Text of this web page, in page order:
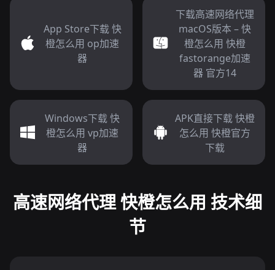
App Store下载 快
橙怎么用 op加速
器
下载高速网络代理
macOS版本 – 快
橙怎么用 快橙
fastorange加速
器 官方14
Windows下载 快
橙怎么用 vp加速
器
APK直接下载 快橙
怎么用 快橙官方
下载
高速网络代理 快橙怎么用 技术细
节